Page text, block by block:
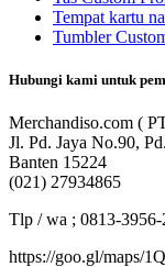
Tempat kartu
Tumbler
Hubungi kami untuk
Merchandiso.com (
Jl. Pd. Jaya No.90,
Banten 15224
(021) 27934865
Tlp / wa ; 0813-3956-
https://goo.gl/maps/